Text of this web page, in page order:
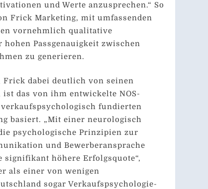
und Werte anzusprechen.“ So
Frick Marketing, mit umfassenden
vornehmlich qualitative
Passgenauigkeit zwischen
zu generieren.
Frick dabei deutlich von seinen
ist das von ihm entwickelte NOS-
verkaufspsychologisch fundierten
basiert. „Mit einer neurologisch
psychologische Prinzipien zur
und Bewerberansprache
höhere Erfolgsquote“,
als einer von wenigen
sogar Verkaufspsychologie-